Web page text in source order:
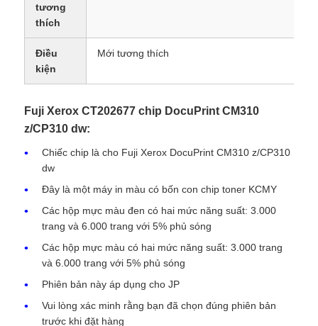
Nhà
Về chúng tôi
tương
thích
Điều
kiện
Mới tương thích
Fuji Xerox CT202677 chip DocuPrint CM310
z/CP310 dw:
Chiếc chip là cho Fuji Xerox DocuPrint CM310 z/CP310
dw
Đây là một máy in màu có bốn con chip toner KCMY
Các hộp mực màu đen có hai mức năng suất: 3.000
trang và 6.000 trang với 5% phủ sóng
Các hộp mực màu có hai mức năng suất: 3.000 trang
và 6.000 trang với 5% phủ sóng
Phiên bản này áp dụng cho JP
Vui lòng xác minh rằng bạn đã chọn đúng phiên bản
trước khi đặt hàng